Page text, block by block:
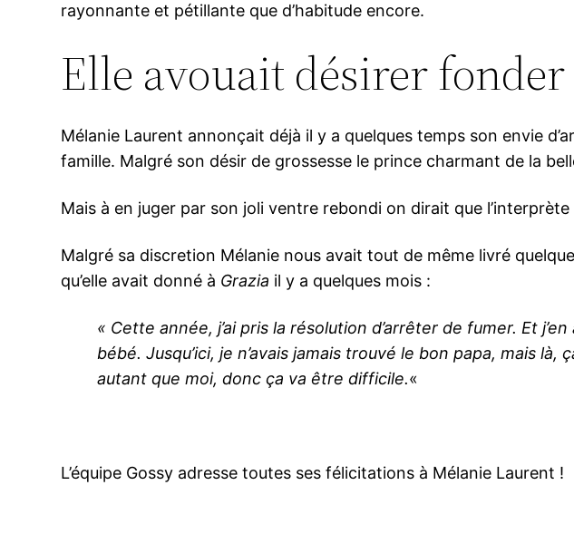
rayonnante et pétillante que d’habitude encore.
Elle avouait désirer
Mélanie Laurent annonçait déjà il y a quelques temps son envie
famille. Malgré son désir de grossesse le prince charmant de la
Mais à en juger par son joli ventre rebondi on dirait que
Malgré sa discretion Mélanie nous avait tout de même livré
qu’elle avait donné à Grazia il y a quelques mois :
« Cette année, j’ai pris la résolution d’arrêter de fumer. Et
bébé. Jusqu’ici, je n’avais jamais trouvé le bon papa, mais
autant que moi, donc ça va être difficile.«
L’équipe Gossy adresse toutes ses félicitations à Mélanie Laurent !